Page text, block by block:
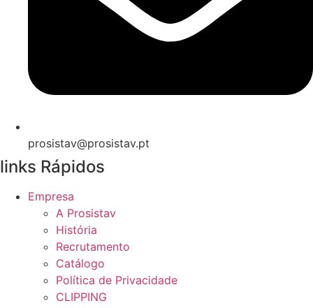
prosistav@prosistav.pt
links Rápidos
Empresa
A Prosistav
História
Recrutamento
Catálogo
Política de Privacidade
CLIPPING